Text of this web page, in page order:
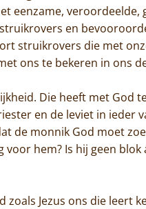
eenzame,
en
struikrovers die met
ons te bekeren in ons
Die heeft met God
en de leviet in ieder
de monnik God moet
voor hem? Is hij geen
zoals Jezus ons die leert